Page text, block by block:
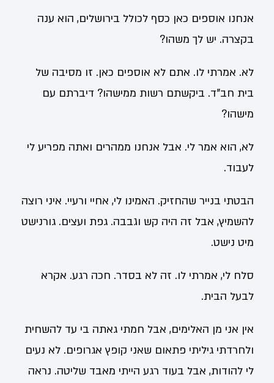
אנחנו אוספים כאן כסף לכולל בירושלים, הוא ענה
בקצרה. יש לך משהו?
לא. אמרתי לו. אתם לא אוספים כאן. זו מסיבה של
בית חב"ד. ביקשתם רשות ממישהו? דיברתם עם
מישהו?
לא, הוא אמר לי. אבל אנחנו ממהרים ואתה מפריע לי
לעבוד.
הבטתי בנייר שהחזיק. האמינו לי, אחיי ורעיי. איני רוצה
להשמיץ, אבל זה היה קש וגבבה. גפת ועצים. גורנישט
מיט נישט.
סלח לי, אמרתי לו. זה לא בסדר. חכה רגע. אקרא
לבעל הבית.
אין אני מן האלימים, אבל חמתי גאתה בי עד להשחית
ולחרדתי גיליתי פתאום שאני קופץ אגרופים. לא נעים
לי להודות, אבל בעוד רגע הייתי מאבד שליטה. נראה